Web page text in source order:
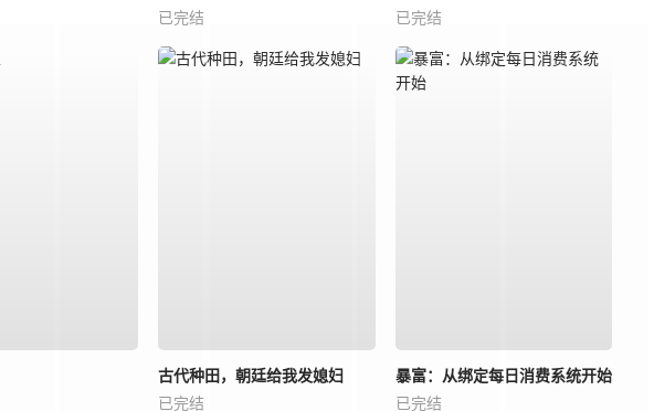
已完结
已完结
古代种田，朝廷给我发媳妇
已完结
暴富：从绑定每日消费系统开始
已完结